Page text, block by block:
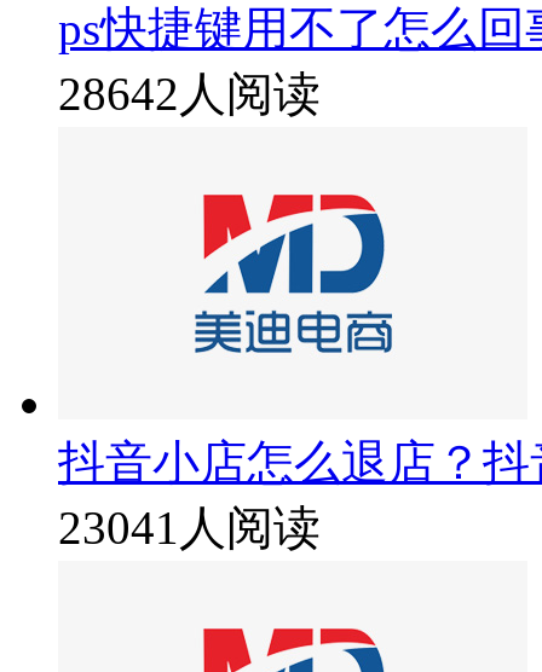
ps快捷键用不了怎么
28642人阅读
抖音小店怎么退店？
23041人阅读